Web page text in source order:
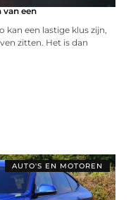
van een
kan een lastige klus zijn,
zitten. Het is dan
AUTO'S EN MOTOREN